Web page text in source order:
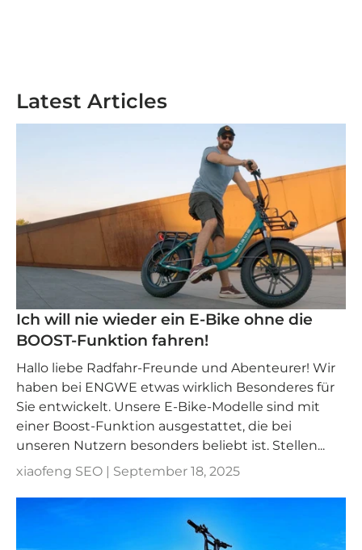
Latest Articles
Ich will nie wieder ein E-Bike ohne die
BOOST-Funktion fahren!
Hallo liebe Radfahr-Freunde und Abenteurer! Wir
haben bei ENGWE etwas wirklich Besonderes für
Sie entwickelt. Unsere E-Bike-Modelle sind mit
einer Boost-Funktion ausgestattet, die bei
unseren Nutzern besonders beliebt ist. Stellen...
xiaofeng SEO | September 18, 2025